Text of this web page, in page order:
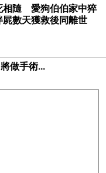
相隨 愛狗伯伯家中猝
數天獲救後同離世
做手術...